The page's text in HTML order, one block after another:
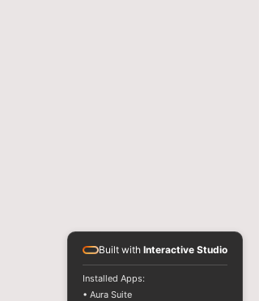
Built with Interactive Studio
Installed Apps:
• Aura Suite